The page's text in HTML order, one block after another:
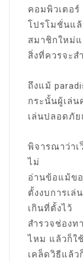
คอมพิวเตอร์
โปรโมชั่นแ
สมาชิกใหม่แ
สิ่งที่ควรจะส
ถึงแม้
กระนั้นผู้เล่น
เล่นปลอดภั
พิจารณาว่าเ
ไม่
อ่านข้อแม้ข
ตั้งงบการเ
เกินที่ตั้งไว้
สำรวจช่องท
ไหม แล้วก็ใ
เคล็ดวิธีแล้ว